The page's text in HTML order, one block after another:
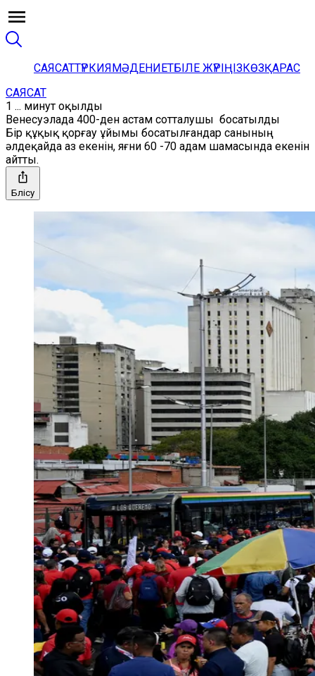
САЯСАТТҮРКИЯМӘДЕНИЕТБІЛЕ ЖҮРІҢІЗКӨЗҚАРАС
САЯСАТ
1 ... минут оқылды
Венесуэлада 400-ден астам сотталушы босатылды
Бір құқық қорғау ұйымы босатылғандар санының
әлдеқайда аз екенін, яғни 60 -70 адам шамасында екенін
айтты.
Бөлісу